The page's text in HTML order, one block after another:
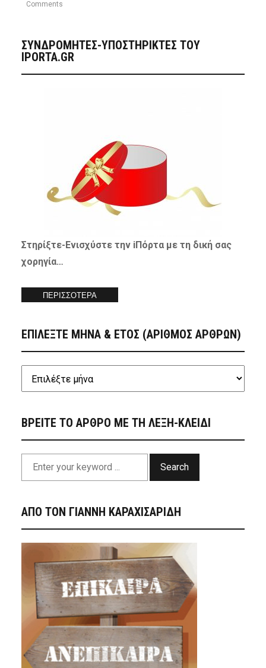
Comments
ΣΥΝΔΡΟΜΗΤΈΣ-ΥΠΟΣΤΗΡΙΚΤΈΣ ΤΟΥ
IPORTA.GR
Στηρίξτε- Ενισχύστετην iΠόρτα με τη δική σας
χορηγία…
ΠΕΡΙΣΣΟΤΕΡΑ
ΕΠΙΛΕΞΤΕ ΜΗΝΑ & ΕΤΟΣ (ΑΡΙΘΜΟΣ ΑΡΘΡΩΝ)
ΒΡΕΙΤΕ ΤΟ ΑΡΘΡΟ ΜΕ ΤΗ ΛΕΞΗ-ΚΛΕΙΔΙ
Search
ΑΠΟ ΤΟΝ ΓΙΑΝΝΗ ΚΑΡΑΧΙΣΑΡΙΔΗ